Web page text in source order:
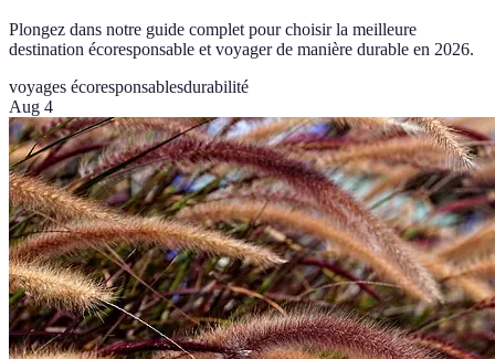
Plongez dans notre guide complet pour choisir la meilleure
destination écoresponsable et voyager de manière durable en 2026.
voyages écoresponsablesdurabilité
Aug 4